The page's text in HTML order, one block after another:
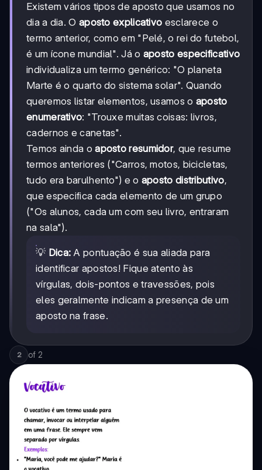
Existem vários tipos de aposto que usamos no
dia a dia. O aposto explicativo esclarece o
termo anterior, como em "Pelé, o rei do futebol,
é um ícone mundial". Já o aposto especificativo
individualiza um termo genérico: "O planeta
Marte é o quarto do sistema solar". Quando
queremos listar elementos, usamos o aposto
enumerativo: "Trouxe muitas coisas: livros,
cadernos e canetas".
Temos ainda oaposto resumidor, que resume
termos anteriores ("Carros, motos, bicicletas,
tudo era barulhento") e o aposto distributivo,
que especifica cada elemento de um grupo
("Os alunos, cada um com seu livro, entraram
na sala").
💡 Dica: A pontuação é sua aliada para
identificar apostos! Fique atento às
vírgulas, dois-pontos e travessões, pois
eles geralmente indicam a presença de um
aposto na frase.
2 of 2